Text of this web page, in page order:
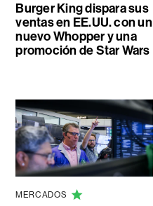
Burger King dispara sus
ventas en EE.UU. con un
nuevo Whopper y una
promoción de Star Wars
MERCADOS